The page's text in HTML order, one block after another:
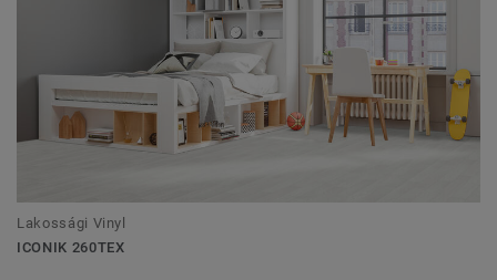
Lakossági Vinyl
ICONIK 260TEX